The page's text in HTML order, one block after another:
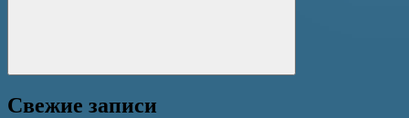
Поиск
Свежие записи